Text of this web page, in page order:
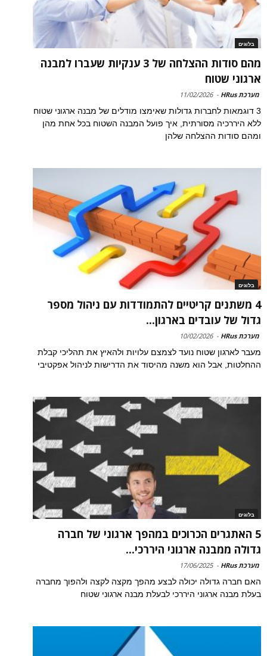
בלוגים
מהם סודות ההצלחה של 3 ענקיות שעברו למבנה
ארגוני שטוח
מערכת HRus -
11/02/2026
3 דוגמאות לחברות גדולות שאימצו מודלים של מבנה ארגוני שטוח
ללא היררכיה מסורתית, איך פועל המבנה השטוח בכל אחת מהן
ומהם סודות ההצלחה שלהן
בלוגים
4 משתנים קריטיים להתמודדות עם ניהול מספר
גדול של עובדים בארגון...
מערכת HRus -
10/02/2026
מעבר לארגון שטוח נועד לצמצם עלויות ולהאיץ את תהליכי קבלת
ההחלטות, אבל הוא משנה מהיסוד את הדרישות לניהול אפקטיבי
בלוגים
5 האתגרים הכרוכים במהפך ארגוני של חברה
גדולה ממבנה ארגוני היררכי...
מערכת HRus -
17/06/2025
האם חברה גדולה יכולה לבצע מהפך מקצה לקצה ולהפוך מחברה
בעלת מבנה ארגוני היררכי לבעלת מבנה ארגוני שטוח